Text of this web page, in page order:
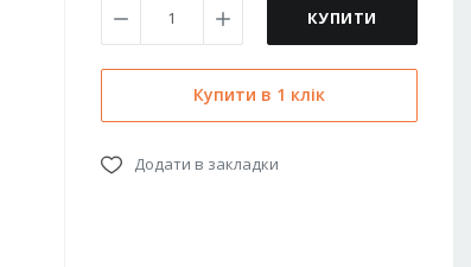
КУПИТИ
Купити в 1 клік
Додати в закладки